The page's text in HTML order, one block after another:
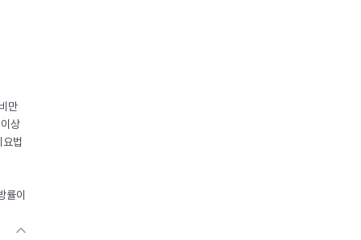
만
상
법
률이